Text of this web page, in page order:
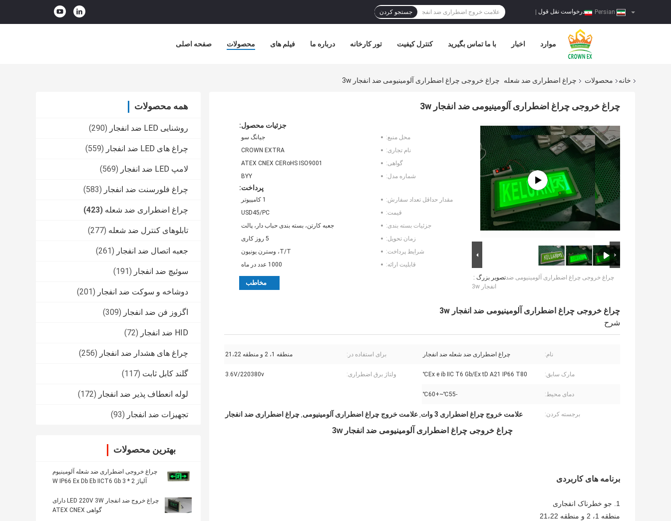
درخواست نقل قول جستجو کردن
صفحه اصلی محصولات فیلم های درباره ما تور کارخانه کنترل کیفیت با ما تماس بگیرید اخبار موارد
خانه محصولات چراغ اضطراری ضد شعله چراغ خروجی چراغ اضطراری آلومینیومی ضد انفجار 3w
همه محصولات
روشنایی LED ضد انفجار (290)
چراغ های LED ضد انفجار (559)
لامپ LED ضد انفجار (569)
چراغ فلورسنت ضد انفجار (583)
چراغ اضطراری ضد شعله (423)
تابلوهای کنترل ضد شعله (277)
جعبه اتصال ضد انفجار (261)
سوئیچ ضد انفجار (191)
دوشاخه و سوکت ضد انفجار (201)
اگزوز فن ضد انفجار (309)
HID ضد انفجار (72)
چراغ های هشدار ضد انفجار (256)
گلند کابل ثابت (117)
لوله انعطاف پذیر ضد انفجار (172)
تجهیزات ضد انفجار (93)
بهترین محصولات
چراغ خروجی اضطراری ضد شعله آلومینیوم
آلیاژ 2 * 3 W IP66 Ex Db Eb IICT6 Gb
چراغ خروج ضد انفجار LED 220V 3W دارای
گواهی ATEX CNEX
چراغ خروجی چراغ اضطراری آلومینیومی ضد انفجار 3w
تصویر بزرگ :چراغ خروجی چراغ اضطراری آلومینیومی ضد
انفجار 3w
جزئیات محصول:
محل منبع:
جیانگ سو
نام تجاری:
CROWN EXTRA
گواهی:
ATEX CNEX CERoHS ISO9001
شماره مدل:
BYY
پرداخت:
مقدار حداقل تعداد سفارش:
1 کامپیوتر
قیمت:
USD45/PC
جزئیات بسته بندی:
جعبه کارتن، بسته بندی حباب دار، پالت
زمان تحویل:
5 روز کاری
شرایط پرداخت:
T/T، وسترن یونیون
قابلیت ارائه:
1000 عدد در ماه
مخاطب
چراغ خروجی چراغ اضطراری آلومینیومی ضد انفجار 3w
شرح
نام: چراغ اضطراری ضد شعله ضد انفجار برای استفاده در: منطقه 1، 2 و منطقه 21،22
مارک سابق: Ex e ib IIC T6 Gb/Ex tD A21 IP66 T80℃ ولتاژ برق اضطراری: 3.6V/220380v
دمای محیط: -55℃~+60℃
برجسته کردن: علامت خروج چراغ اضطراری 3 وات , علامت خروج چراغ اضطراری آلومینیومی, چراغ اضطراری ضد انفجار
چراغ خروجی چراغ اضطراری آلومینیومی ضد انفجار 3w
برنامه های کاربردی
1. جو خطرناک انفجاری
منطقه 1، 2 و منطقه 21،22